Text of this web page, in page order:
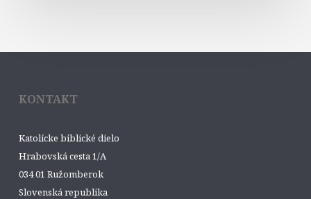
KONTAKT
Katolícke biblické dielo
Hrabovská cesta 1/A
034 01 Ružomberok
Slovenská republika